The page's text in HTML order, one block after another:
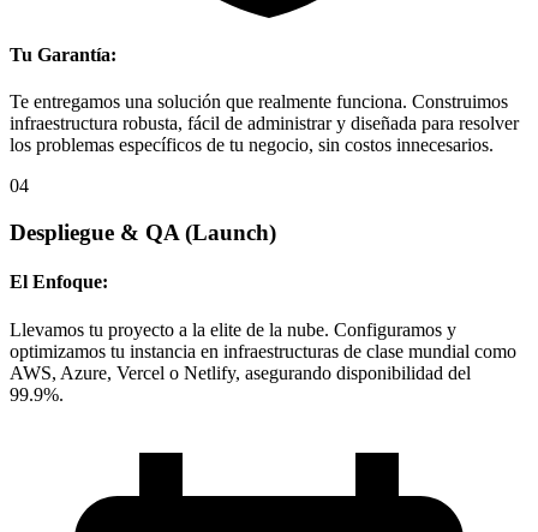
Tu Garantía:
Te entregamos una solución que realmente funciona. Construimos
infraestructura robusta, fácil de administrar y diseñada para resolver
los problemas específicos de tu negocio, sin costos innecesarios.
04
Despliegue & QA (Launch)
El Enfoque:
Llevamos tu proyecto a la elite de la nube. Configuramos y
optimizamos tu instancia en infraestructuras de clase mundial como
AWS, Azure, Vercel o Netlify, asegurando disponibilidad del
99.9%.